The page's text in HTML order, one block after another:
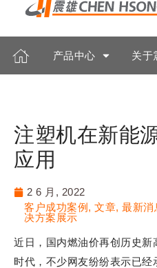
产品中心 关于
注塑机在新能
应用
2 6 月, 2022
客户成功案例, 文章, 最新消
决方案展示
近日，国内燃油价再创历史
时代，不少网友纷纷表示已